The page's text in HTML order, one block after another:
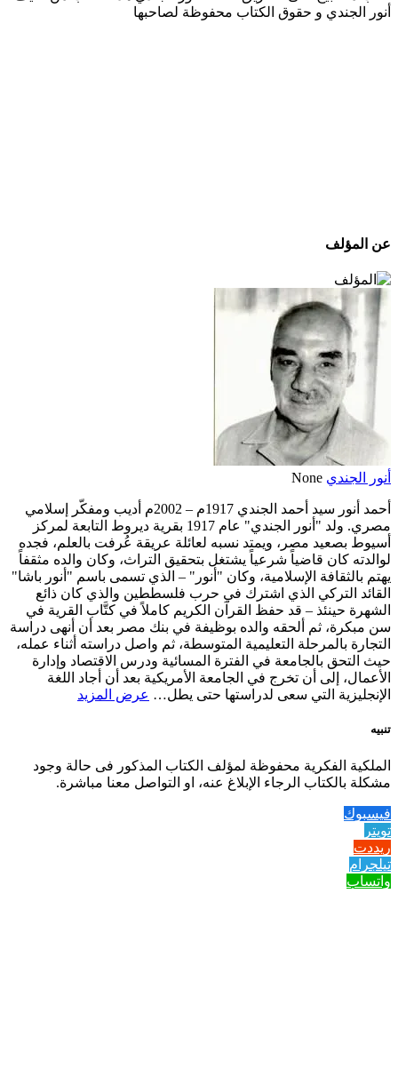
أنور الجندي و حقوق الكتاب محفوظة لصاحبها
عن المؤلف
أنور الجندي None
أحمد أنور سيد أحمد الجندي 1917م – 2002م أديب ومفكّر إسلامي
مصري. ولد "أنور الجندي" عام 1917 بقرية ديروط التابعة لمركز
أسيوط بصعيد مصر، ويمتد نسبه لعائلة عريقة عُرفت بالعلم، فجده
لوالدته كان قاضياً شرعياً يشتغل بتحقيق التراث، وكان والده مثقفاً
يهتم بالثقافة الإسلامية، وكان "أنور" – الذي تسمى باسم "أنور باشا"
القائد التركي الذي اشترك في حرب فلسططين والذي كان ذائع
الشهرة حينئذ – قد حفظ القرآن الكريم كاملاً في كتَّاب القرية في
سن مبكرة، ثم ألحقه والده بوظيفة في بنك مصر بعد أن أنهى دراسة
التجارة بالمرحلة التعليمية المتوسطة، ثم واصل دراسته أثناء عمله،
حيث التحق بالجامعة في الفترة المسائية ودرس الاقتصاد وإدارة
الأعمال، إلى أن تخرج في الجامعة الأمريكية بعد أن أجاد اللغة
الإنجليزية التي سعى لدراستها حتى يطل… عرض المزيد
تنبيه
الملكية الفكرية محفوظة لمؤلف الكتاب المذكور فى حالة وجود
مشكلة بالكتاب الرجاء الإبلاغ عنه، او التواصل معنا مباشرة.
فيسبوك
تويتر
ريددت
تيلجرام
واتساب